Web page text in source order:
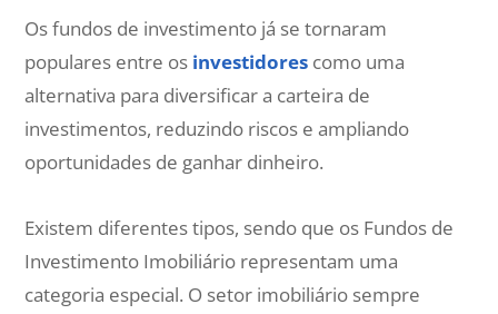
Os fundos de investimento já se tornaram
populares entre os investidores como uma
alternativa para diversificar a carteira de
investimentos, reduzindo riscos e ampliando
oportunidades de ganhar dinheiro.
Existem diferentes tipos, sendo que os Fundos de
Investimento Imobiliário representam uma
categoria especial. O setor imobiliário sempre